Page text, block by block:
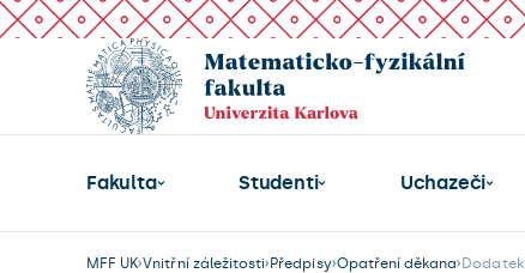
Fakulta Studenti Uchazeči
MFF UK Vnitřní záležitosti Předpisy Opatření děkana